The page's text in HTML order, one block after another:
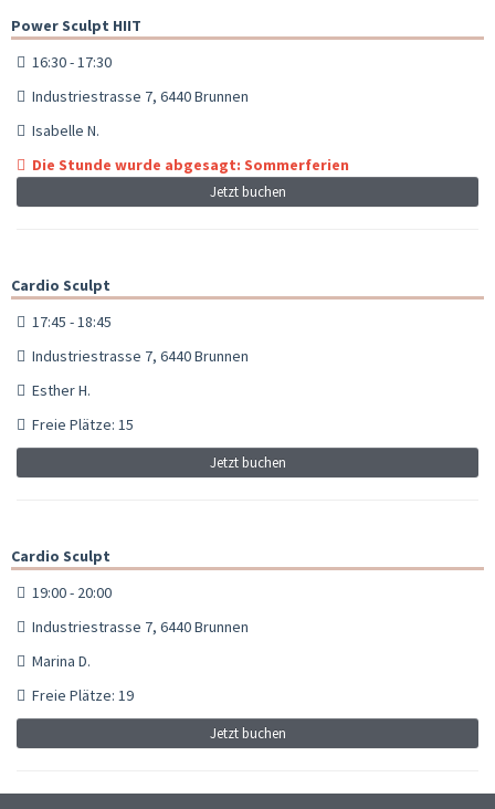
Power Sculpt HIIT
16:30 - 17:30
Industriestrasse 7, 6440 Brunnen
Isabelle N.
Die Stunde wurde abgesagt: Sommerferien
Jetzt buchen
Cardio Sculpt
17:45 - 18:45
Industriestrasse 7, 6440 Brunnen
Esther H.
Freie Plätze: 15
Jetzt buchen
Cardio Sculpt
19:00 - 20:00
Industriestrasse 7, 6440 Brunnen
Marina D.
Freie Plätze: 19
Jetzt buchen